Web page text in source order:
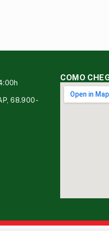
68.900-
COMO